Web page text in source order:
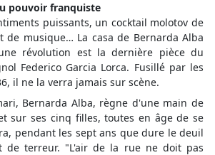
pouvoir franquiste
puissants, un cocktail molotov de
de musique… La casa de Bernarda Alba
révolution est la dernière pièce du
Federico Garcia Lorca. Fusillé par les
il ne la verra jamais sur scène.
Bernarda Alba, règne d'une main de
sur ses cinq filles, toutes en âge de se
pendant les sept ans que dure le deuil
de terreur. "L'air de la rue ne doit pas